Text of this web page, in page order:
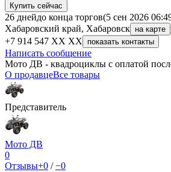
Купить сейчас
26 днейдо конца торгов(5 сен 2026
Хабаровский край, Хабаровск на карте
+7 914 547 XX XX
показать контакты
Написать сообщение
Мото ДВ - квадроциклы с оплатой
О продавцеВсе товары
Представитель
Мото ДВ
0
Отзывы+0 /−0